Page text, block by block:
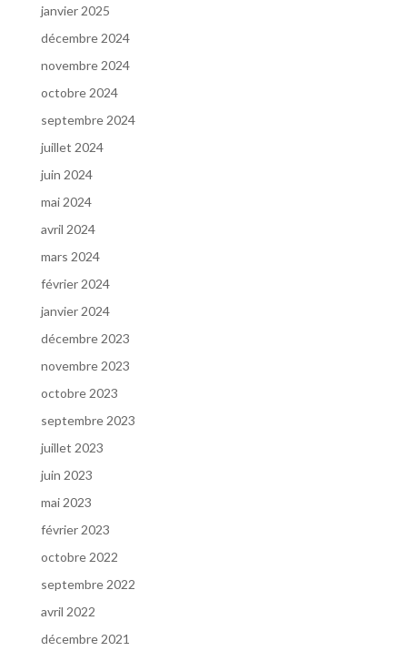
janvier 2025
décembre 2024
novembre 2024
octobre 2024
septembre 2024
juillet 2024
juin 2024
mai 2024
avril 2024
mars 2024
février 2024
janvier 2024
décembre 2023
novembre 2023
octobre 2023
septembre 2023
juillet 2023
juin 2023
mai 2023
février 2023
octobre 2022
septembre 2022
avril 2022
décembre 2021